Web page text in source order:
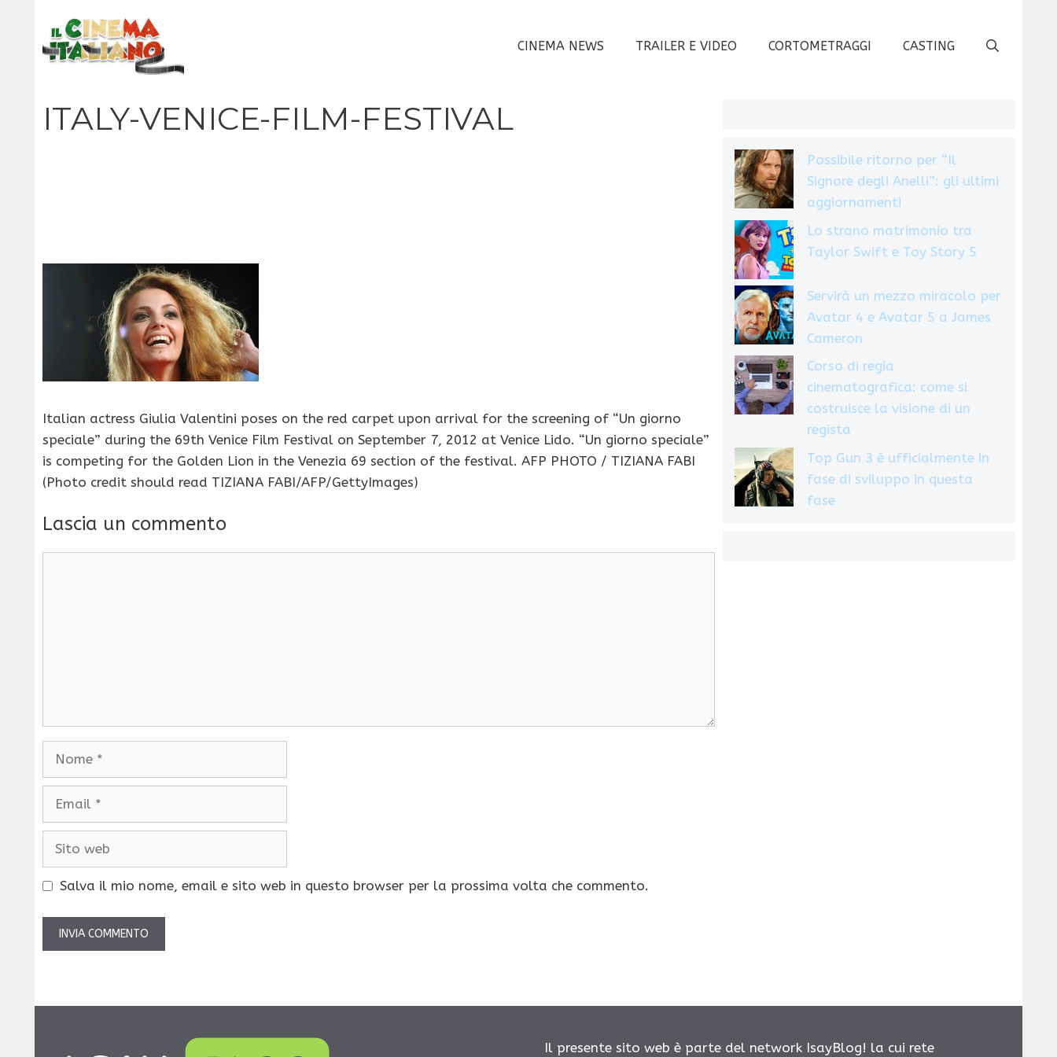
contenuto
CINEMA NEWS TRAILER E VIDEO CORTOMETRAGGI CASTING
ITALY-VENICE-FILM-FESTIVAL
Italian actress Giulia Valentini poses on the red carpet upon arrival for the screening of “Un giorno
speciale” during the 69th Venice Film Festival on September 7, 2012 at Venice Lido. “Un giorno speciale”
is competing for the Golden Lion in the Venezia 69 section of the festival. AFP PHOTO / TIZIANA FABI
(Photo credit should read TIZIANA FABI/AFP/GettyImages)
Lascia un commento
Nome
Email
Sito
Salva il mio nome, email e sito web in questo browser per la prossima volta che commento.
Possibile ritorno per “Il
Signore degli Anelli”: gli ultimi
aggiornamenti
Lo strano matrimonio tra
Taylor Swift e Toy Story 5
Servirà un mezzo miracolo per
Avatar 4 e Avatar 5 a James
Cameron
Corso di regia
cinematografica: come si
costruisce la visione di un
regista
Top Gun 3 è ufficialmente in
fase di sviluppo in questa
fase
Il presente sito web è parte del network IsayBlog! la cui rete